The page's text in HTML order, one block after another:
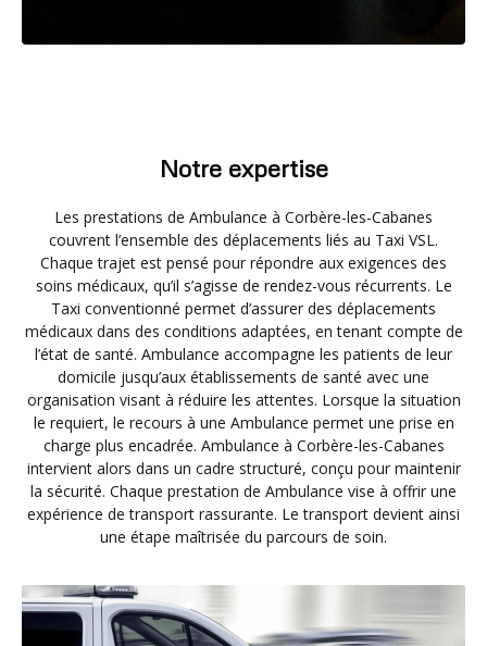
Notre expertise
Les prestations de Ambulance à Corbère-les-Cabanes
couvrent l’ensemble des déplacements liés au Taxi VSL.
Chaque trajet est pensé pour répondre aux exigences des
soins médicaux, qu’il s’agisse de rendez-vous récurrents. Le
Taxi conventionné permet d’assurer des déplacements
médicaux dans des conditions adaptées, en tenant compte de
l’état de santé. Ambulance accompagne les patients de leur
domicile jusqu’aux établissements de santé avec une
organisation visant à réduire les attentes. Lorsque la situation
le requiert, le recours à une Ambulance permet une prise en
charge plus encadrée. Ambulance à Corbère-les-Cabanes
intervient alors dans un cadre structuré, conçu pour maintenir
la sécurité. Chaque prestation de Ambulance vise à offrir une
expérience de transport rassurante. Le transport devient ainsi
une étape maîtrisée du parcours de soin.